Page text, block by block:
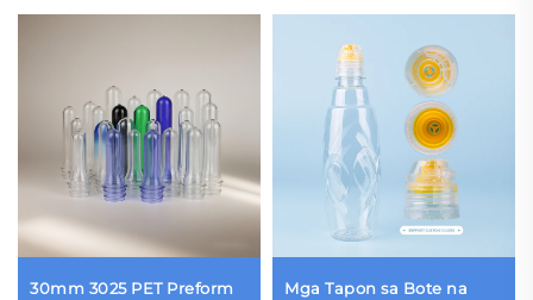
30mm 3025 PET Preform
Mga Tapon sa Bote na